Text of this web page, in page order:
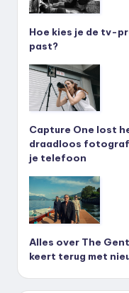
Hoe kies je de tv-
past?
Capture One lost
draadloos
je telefoon
Alles over The
keert terug met